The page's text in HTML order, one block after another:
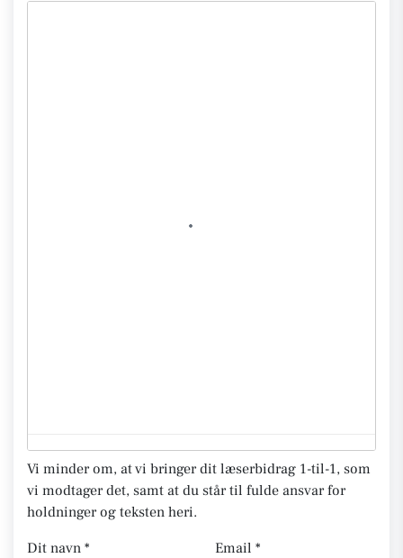
Vi minder om, at vi bringer dit læserbidrag 1-til-1, som
vi modtager det, samt at du står til fulde ansvar for
holdninger og teksten heri.
Dit navn *
Email *